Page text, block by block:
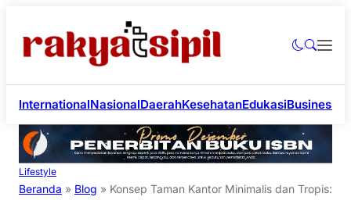
InternationalNasionalDaerahKesehatanEdukasiBusiness
Lifestyle
Beranda » Blog » Konsep Taman Kantor Minimalis dan Tropis: